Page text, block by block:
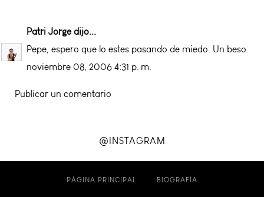
Patri Jorgedijo...
Pepe, espero que lo estes pasando de miedo. Un beso.
noviembre 08, 2006 4:31 p. m.
Publicar un comentario
@INSTAGRAM
PÁGINA PRINCIPAL BIOGRAFÍA